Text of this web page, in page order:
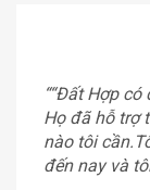
““Đất Hợp
Họ đã hỗ trợ
nào tôi
đến nay và